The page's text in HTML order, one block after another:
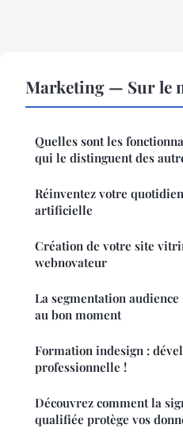
Marketing — Sur le
Quelles sont les
qui le distinguent des
Réinventez votre
artificielle
Création de votre site
webnovateur
La segmentation
au bon moment
Formation indesign :
professionnelle !
Découvrez comment la
qualifiée protège vos